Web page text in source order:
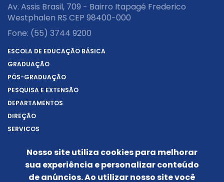
Av. Assis Brasil, 709 - Bairro Itapagé Frederico
Westphalen RS CEP 98400-000
Fone: (55) 3744 9200
ESCOLA DE EDUCAÇÃO BÁSICA
GRADUAÇÃO
PÓS-GRADUAÇÃO
PESQUISA E EXTENSÃO
DEPARTAMENTOS
DIREÇÃO
SERVIÇOS
REITORIA
NOTÍCIAS
Nosso site utiliza cookies para melhorar
sua experiência e personalizar conteúdo
de anúncios. Ao utilizar nosso site você